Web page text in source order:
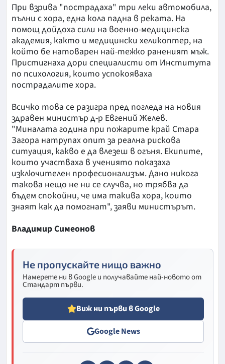
При взрива "пострадаха" три леки автомобила,
пълни с хора, една кола падна в реката. На
помощ дойдоха сили на военно-медицинска
академия, както и медицински хеликоптер, на
който бе натоварен най-тежко раненият мъж.
Пристигнаха дори специалисти от Института
по психология, които успокояваха
пострадалите хора.
Всичко това се разигра пред погледа на новия
здравен министър д-р Евгений Желев.
"Миналата година при пожарите край Стара
Загора натрупах опит за реална рискова
ситуация, какво е да влезеш в огъня. Екипите,
които участваха в учениято показаха
изключителен професионализъм. Дано никога
такова нещо не ни се случва, но трябва да
бъдем спокойни, че има такива хора, които
знаят как да помогнат", заяви министърът.
Владимир Симеонов
Не пропускайте нищо важно
Намерете ни в Google и получавайте най-новото от
Стандарт първи.
Виж ни първи в Google
Google News